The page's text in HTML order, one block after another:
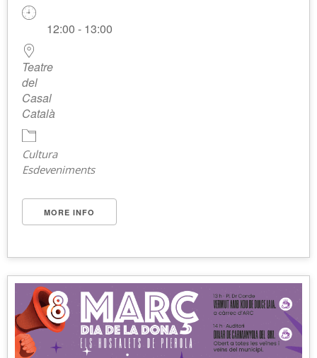
12:00 - 13:00
Teatre
del
Casal
Català
Cultura
Esdeveniments
MORE INFO